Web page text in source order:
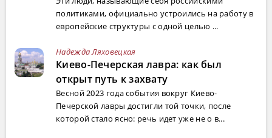
политиками, официально устроились на работу в
европейские структуры с одной целью ...
Надежда Ляховецкая
Киево-Печерская лавра: как был
открыт путь к захвату
Весной 2023 года события вокруг Киево-
Печерской лавры достигли той точки, после
которой стало ясно: речь идет уже не о в...